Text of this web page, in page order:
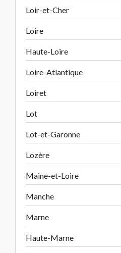
Loir-et-Cher
Loire
Haute-Loire
Loire-Atlantique
Loiret
Lot
Lot-et-Garonne
Lozère
Maine-et-Loire
Manche
Marne
Haute-Marne